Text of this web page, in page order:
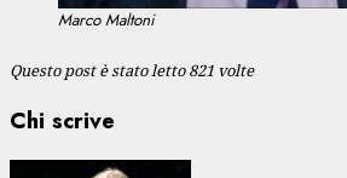
Marco Maltoni
Questo post è stato letto 821 volte
Chi scrive